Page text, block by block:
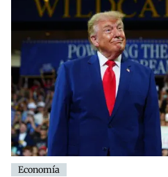
Economía